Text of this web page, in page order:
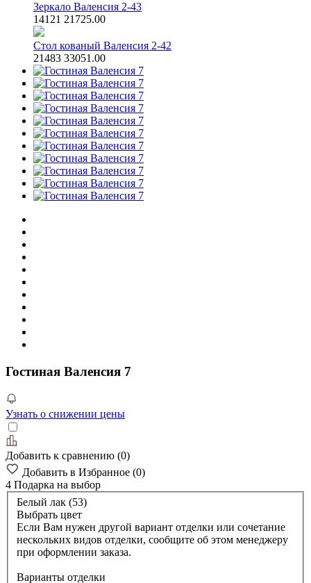
Зеркало Валенсия 2-43
14121 21725.00
Стол кованый Валенсия 2-42
21483 33051.00
Гостиная Валенсия 7
Узнать о снижении цены
Добавить к сравнению (0)
Добавить в Избранное (0)
4 Подарка на выбор
Белый лак (53)
Выбрать цвет
Если Вам нужен другой вариант отделки или сочетание
нескольких видов отделки, сообщите об этом менеджеру
при оформлении заказа.
Варианты отделки